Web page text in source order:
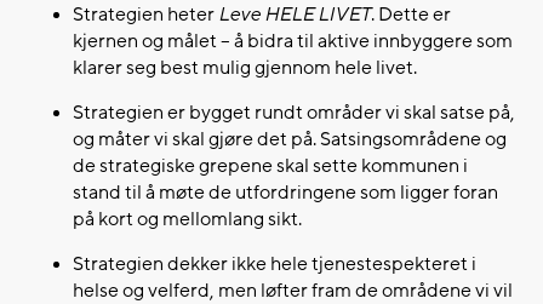
Strategien heter Leve HELE LIVET. Dette er
kjernen og målet – å bidra til aktive innbyggere som
klarer seg best mulig gjennom hele livet.
Strategien er bygget rundt områder vi skal satse på,
og måter vi skal gjøre det på. Satsingsområdene og
de strategiske grepene skal sette kommunen i
stand til å møte de utfordringene som ligger foran
på kort og mellomlang sikt.
Strategien dekker ikke hele tjenestespekteret i
helse og velferd, men løfter fram de områdene vi vil